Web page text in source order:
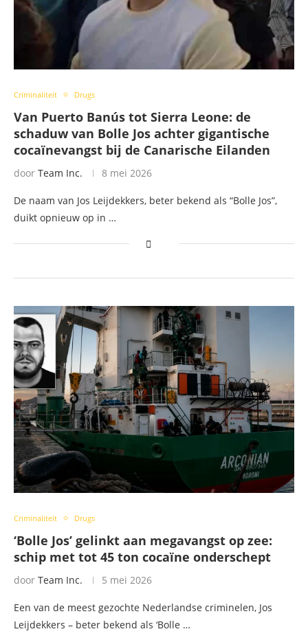
Criminaliteit Drugs
Van Puerto Banús tot Sierra Leone: de
schaduw van Bolle Jos achter gigantische
cocaïnevangst bij de Canarische Eilanden
door Team Inc. 8 mei 2026
De naam van Jos Leijdekkers, beter bekend als “Bolle Jos”,
duikt opnieuw op in …
Criminaliteit Drugs
‘Bolle Jos’ gelinkt aan megavangst op zee:
schip met tot 45 ton cocaïne onderschept
door Team Inc. 5 mei 2026
Een van de meest gezochte Nederlandse criminelen, Jos
Leijdekkers – beter bekend als ‘Bolle …